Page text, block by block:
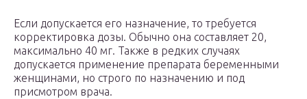
Если допускается его назначение, то требуется
корректировка дозы. Обычно она составляет 20,
максимально 40 мг. Также в редких случаях
допускается применение препарата беременными
женщинами, но строго по назначению и под
присмотром врача.